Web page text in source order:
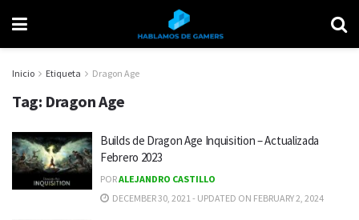
Inicio Etiqueta Dragon Age
Tag: Dragon Age
Builds de Dragon Age Inquisition – Actualizada
Febrero 2023
PORALEJANDRO CASTILLO
DECEMBER 30, 2021 - UPDATED ON FEBRUARY 2, 2024